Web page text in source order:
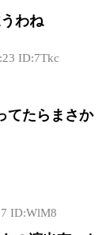
わね
ID:7Tkc
てたらまさか
ID:WlM8